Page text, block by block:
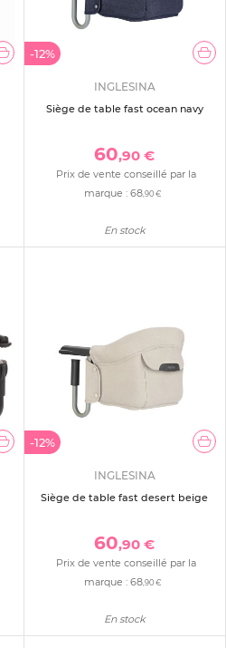
-12%
INGLESINA
Siège de table fast ocean navy
60,90 €
Prix de vente conseillé par la
marque : 68,90 €
En stock
-12%
INGLESINA
Siège de table fast desert beige
60,90 €
Prix de vente conseillé par la
marque : 68,90 €
En stock